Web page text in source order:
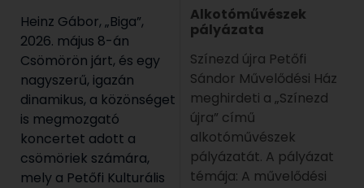
Heinz Gábor, „Biga”,
2026. május 8-án
Csömörön járt, és egy
nagyszerű, igazán
dinamikus, a közönséget
is megmozgató
koncertet adott a
csömöriek számára,
mely a Petőfi Kulturális
Alkotóművészek
pályázata
Színezd újra Petőfi
Sándor Művelődési Ház
meghirdeti a „Színezd
újra” című
alkotóművészek
pályázatát. A pályázat
témája: A művelődési